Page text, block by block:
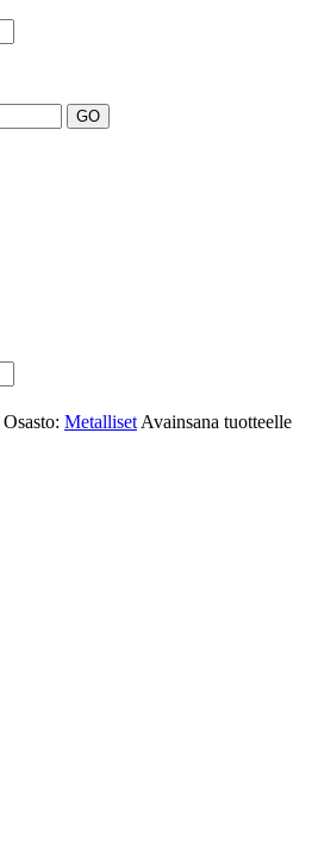
Osasto: Metalliset Avainsana tuotteelle